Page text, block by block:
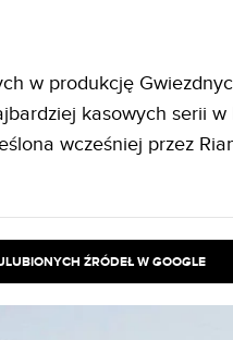
w produkcję
kasowych serii
wcześniej przez
ŹRÓDEŁ W GOOGLE